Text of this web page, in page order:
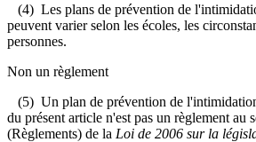
(4) Les plans de prévention de
peuvent varier selon les écoles, les
personnes.
Non un règlement
(5) Un plan de prévention de
du présent article n'est pas un règlement au
(Règlements) de la Loi de 2006 sur la